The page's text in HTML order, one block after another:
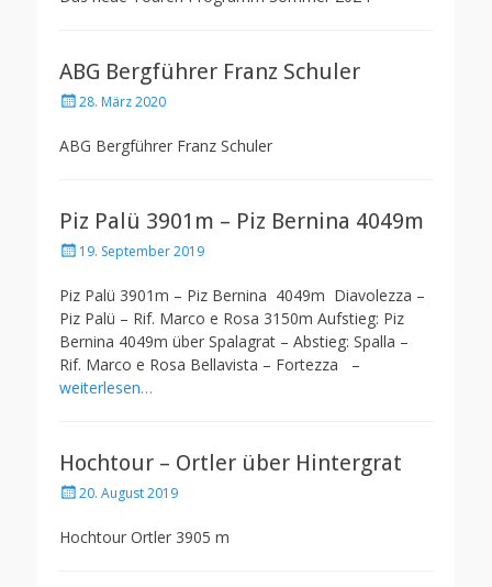
ABG Bergführer Franz Schuler
Posted28. März 2020
ABG Bergführer Franz Schuler
Piz Palü 3901m – Piz Bernina 4049m
Posted19. September 2019
Piz Palü 3901m – Piz Bernina 4049m Diavolezza –
Piz Palü – Rif. Marco e Rosa 3150m Aufstieg: Piz
Bernina 4049m über Spalagrat – Abstieg: Spalla –
Rif. Marco e Rosa Bellavista – Fortezza –
weiterlesen…
Hochtour – Ortler über Hintergrat
Posted20. August 2019
Hochtour Ortler 3905 m